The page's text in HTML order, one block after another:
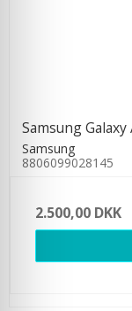
Samsung
Samsung
8806099028145
2.500,00 DKK